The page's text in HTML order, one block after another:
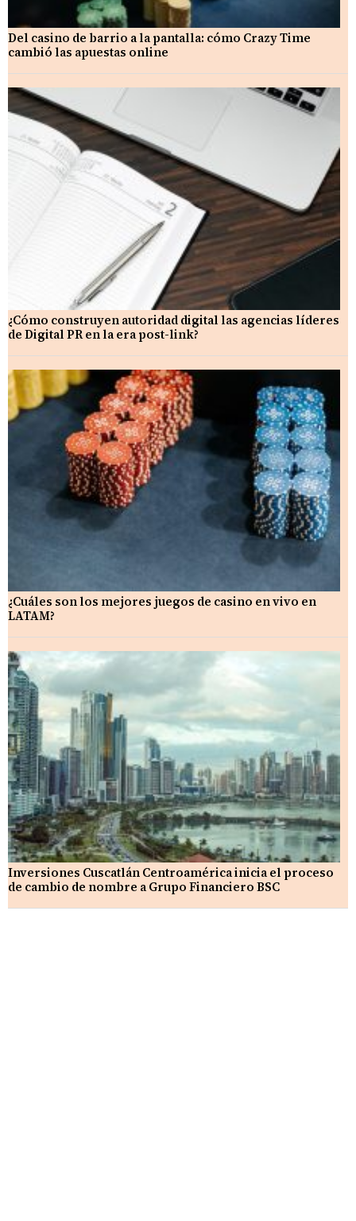
Del casino de barrio a la pantalla: cómo Crazy Time
cambió las apuestas online
¿Cómo construyen autoridad digital las agencias líderes
de Digital PR en la era post-link?
¿Cuáles son los mejores juegos de casino en vivo en
LATAM?
Inversiones Cuscatlán Centroamérica inicia el proceso
de cambio de nombre a Grupo Financiero BSC